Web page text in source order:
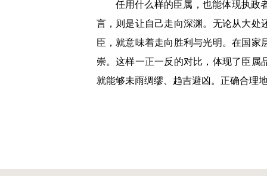
任用什么样的臣属，也能体现执政
言，则是让自己走向深渊。无论从大处
臣，就意味着走向胜利与光明。在国
崇。这样一正一反的对比，体现了臣
就能够未雨绸缪、趋吉避凶。正确合理